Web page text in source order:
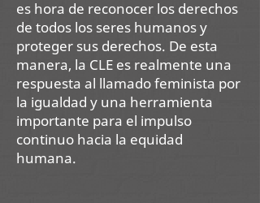
es hora de reconocer los derechos
de todos los seres humanos y
proteger sus derechos. De esta
manera, la CLE es realmente una
respuesta al llamado feminista por
la igualdad y una herramienta
importante para el impulso
continuo hacia la equidad
humana.